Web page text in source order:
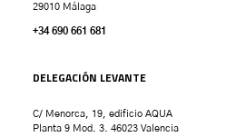
29010 Málaga
+34 690 661 681
DELEGACIÓN LEVANTE
C/ Menorca, 19, edificio AQUA
Planta 9 Mod. 3. 46023 Valencia